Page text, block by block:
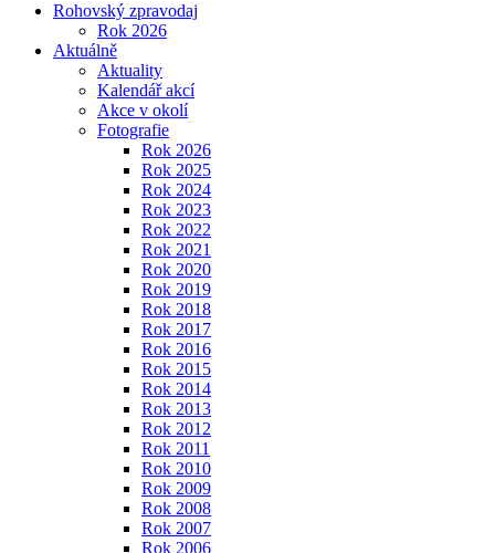
Rohovský zpravodaj
Rok 2026
Aktuálně
Aktuality
Kalendář akcí
Akce v okolí
Fotografie
Rok 2026
Rok 2025
Rok 2024
Rok 2023
Rok 2022
Rok 2021
Rok 2020
Rok 2019
Rok 2018
Rok 2017
Rok 2016
Rok 2015
Rok 2014
Rok 2013
Rok 2012
Rok 2011
Rok 2010
Rok 2009
Rok 2008
Rok 2007
Rok 2006